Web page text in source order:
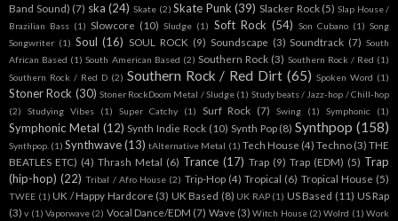
Band Sound) (7) ska (24) Skate (2) Skate Punk (39) Slacker Rock (5) Slap House /
Brazilian Bass (1) Slowcore (10) Sludge (1) Soft Rock (54) Son Cubano (1) Song
Songwriter (1) Soul (16) SOUL ROCK (9) Soundscape (3) Soundtrack (7) South
African Based (1) South American Based (2) Southern Rock (3) Southern Rock / Red (1)
Southern Rock / Red D (2) Southern Rock / Red Dirt (65) Spoken Word (1)
Stoner Rock (30) Stoner RockDoom Metal / Sludge (1) Study beats / Jazz-hop / Chill-hop
(2)
Studying Vibes (1) Super Catchy (1) Surf Rock (7) Swing (1) Symphonic (1)
Symphonic Metal (12) Synth Indie Rock (10) Synth Pop (8) Synthpop (158)
Synthpop. (1) Synthwave (13) tAlternative Metal (1) Tech House (4) Techno (3) THE
BEATLES ETC) (4) Thrash Metal (6) Trance (17) Trap (9) Trap (EDM) (5) Trap
(hip-hop) (22) Tribal / Afro House (2) Trip-Hop (4) Tropical (6) Tropical House (5)
TWEE (1) UK / Happy Hardcore (3) UK Based (8) UK RAP (1) US Based (11) US Rap
(3) v (1) Vaporwave (2) Vocal Dance/EDM (7) Wave (3) Witch House (2) Wolrd (1) Work